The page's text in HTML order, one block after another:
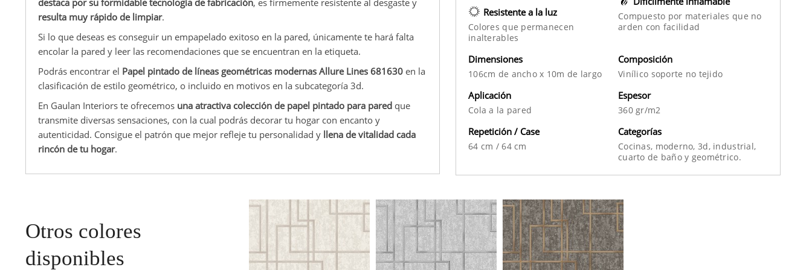
resulta muy rápido de limpiar.
Si lo que deseas es conseguir un empapelado exitoso en la pared, únicamente te hará falta
encolar la pared y leer las recomendaciones que se encuentran en la etiqueta.
Podrás encontrar el Papel pintado de líneas geométricas modernas Allure Lines 681630 en la
clasificación de estilo geométrico, o incluido en motivos en la subcategoría 3d.
En Gaulan Interiors te ofrecemos una atractiva colección de papel pintado para pared que
transmite diversas sensaciones, con la cual podrás decorar tu hogar con encanto y
autenticidad. Consigue el patrón que mejor refleje tu personalidad y llena de vitalidad cada
rincón de tu hogar.
Resistente a la luz
Colores que permanecen
inalterables
Compuesto por materiales que no
arden con facilidad
Dimensiones
106cm de ancho x 10m de largo
Aplicación
Cola a la pared
Repetición / Case
64 cm /64 cm
Composición
Vinílico soporte no tejido
Espesor
360 gr/m2
Categorías
Cocinas, moderno,3d, industrial,
cuarto de bañoy geométrico.
Otros colores
disponibles